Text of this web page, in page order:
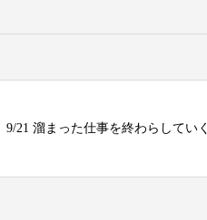
9/21 溜まった仕事を終わらしていく